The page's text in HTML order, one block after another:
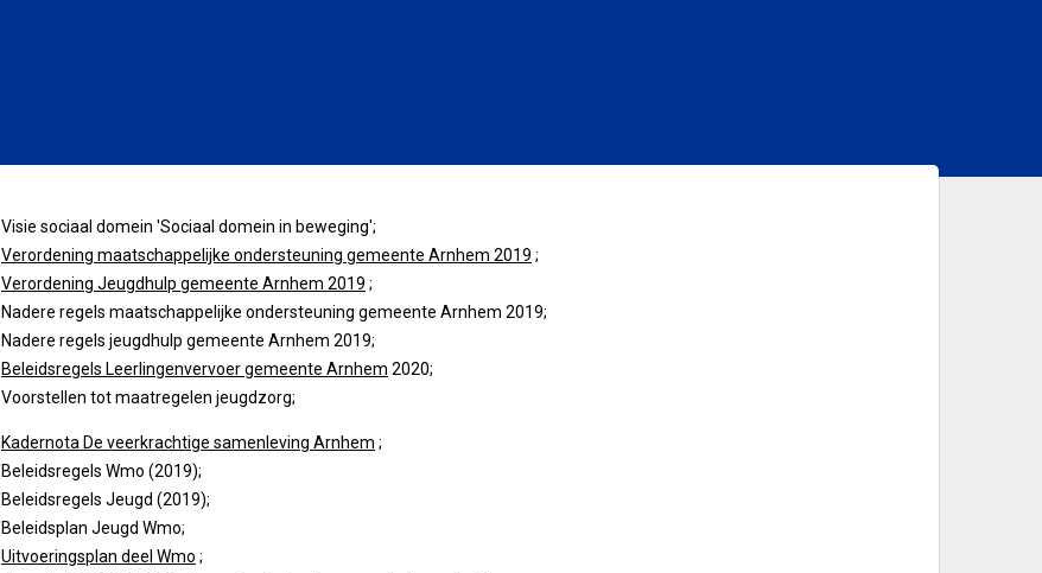
Visie sociaal domein 'Sociaal domein in beweging';
Verordening maatschappelijke ondersteuning gemeente Arnhem 2019 ;
Verordening Jeugdhulp gemeente Arnhem 2019 ;
Nadere regels maatschappelijke ondersteuning gemeente Arnhem 2019;
Nadere regels jeugdhulp gemeente Arnhem 2019;
Beleidsregels Leerlingenvervoer gemeente Arnhem 2020;
Voorstellen tot maatregelen jeugdzorg;
Kadernota De veerkrachtige samenleving Arnhem ;
Beleidsregels Wmo (2019);
Beleidsregels Jeugd (2019);
Beleidsplan Jeugd Wmo;
Uitvoeringsplan deel Wmo ;